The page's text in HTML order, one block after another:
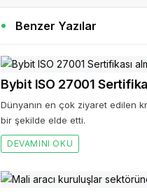
Benzer Yazılar
Bybit ISO 27001
Dünyanın en çok ziyaret edilen
bir şekilde elde etti.
DEVAMINI OKU